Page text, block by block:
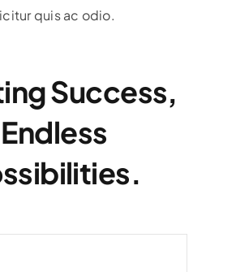
quis ac odio.
Success,
Endless